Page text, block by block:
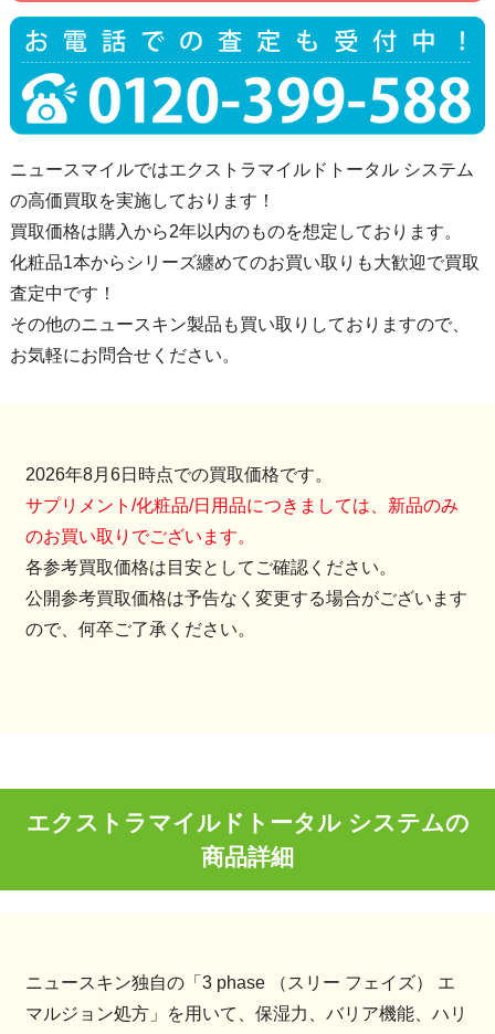
ニュースマイルではエクストラマイルドトータル システム
の高価買取を実施しております！
買取価格は購入から2年以内のものを想定しております。
化粧品1本からシリーズ纏めてのお買い取りも大歓迎で買取
査定中です！
その他のニュースキン製品も買い取りしておりますので、
お気軽にお問合せください。
2026年8月6日時点での買取価格です。
サプリメント/化粧品/日用品につきましては、新品のみ
のお買い取りでございます。
各参考買取価格は目安としてご確認ください。
公開参考買取価格は予告なく変更する場合がございます
ので、何卒ご了承ください。
エクストラマイルドトータル システムの
商品詳細
ニュースキン独自の「3 phase （スリー フェイズ） エ
マルジョン処方」を用いて、保湿力、バリア機能、ハリ